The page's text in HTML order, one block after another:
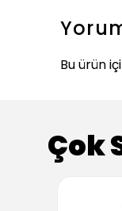
Bu ürün
Çok